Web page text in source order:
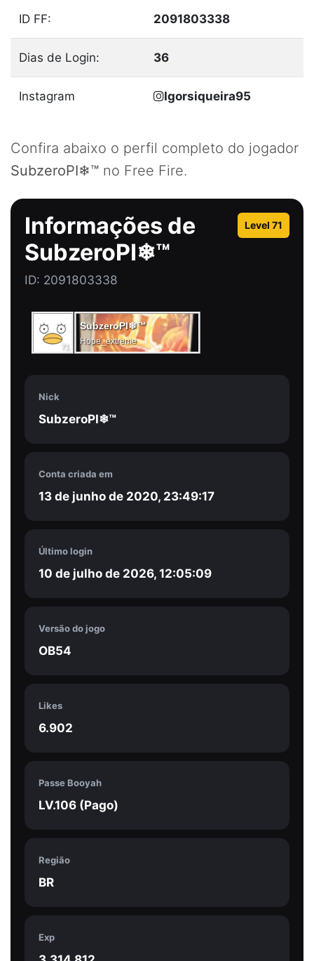
ID FF: 2091803338
Dias de Login: 36
Instagram Igorsiqueira95
Confira abaixo o perfil completo do jogador
SubzeroPI❄™ no Free Fire.
Informações de
SubzeroPI❄™
ID: 2091803338
Level 71
SubzeroPI❄™
Hope_extreme
71
Nick
SubzeroPI❄™
Conta criada em
13 de junho de 2020, 23:49:17
Último login
10 de julho de 2026, 12:05:09
Versão do jogo
OB54
Likes
6.902
Passe Booyah
LV.106 (Pago)
Região
BR
Exp